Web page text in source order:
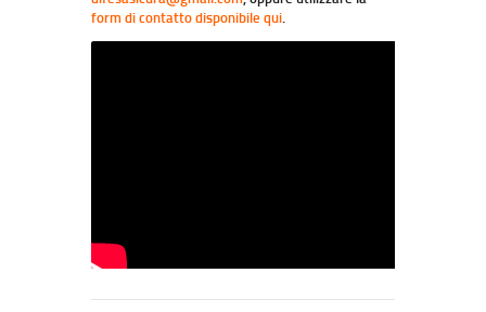
form di contatto disponibile qui.